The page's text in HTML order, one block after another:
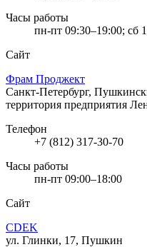
Часы работы
пн-пт 09:30–19:00; сб
Сайт
Фрам Проджект
Санкт-Петербург,
территория предприятия
Телефон
+7 (812) 317-30-70
Часы работы
пн-пт 09:00–18:00
Сайт
CDEK
ул. Глинки, 17, Пушкин